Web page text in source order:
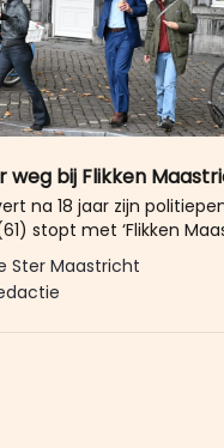
weg bij Flikken
na 18 jaar zijn
stopt met ‘Flikken
brengt het nieuws naar
Victor in Belgische
van wangedrag op de
Ster Maastricht